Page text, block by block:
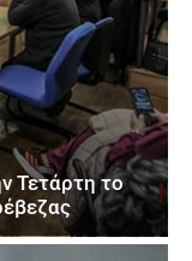
Τετάρτη το